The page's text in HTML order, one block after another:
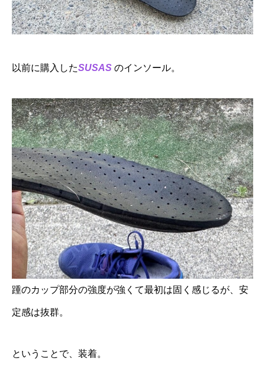
以前に購入したSUSAS のインソール。
踵のカップ部分の強度が強くて最初は固く感じるが、安
定感は抜群。
ということで、装着。